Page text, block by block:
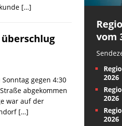
[…]
gegen 4:30
abgekommen
war auf der
[…]
vom
2026
2026
2026